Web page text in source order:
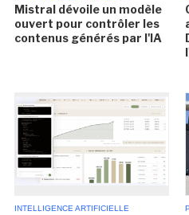
Mistral dévoile un modèle
ouvert pour contrôler les
contenus générés par l'IA
INTELLIGENCE ARTIFICIELLE